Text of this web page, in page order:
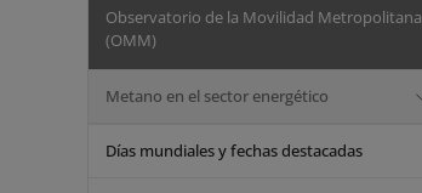
Observatorio de la Movilidad Metropolitana
(OMM)
Metano en el sector energético
Días mundiales y fechas destacadas